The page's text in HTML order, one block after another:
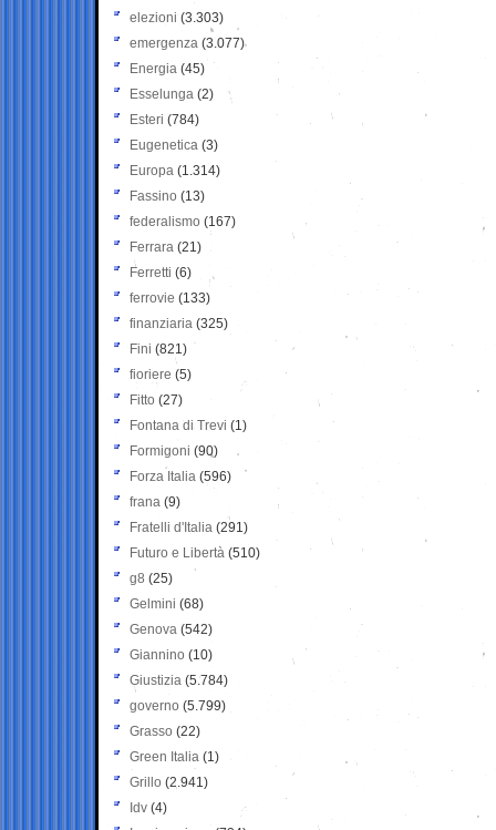
elezioni (3.303)
emergenza (3.077)
Energia (45)
Esselunga (2)
Esteri (784)
Eugenetica (3)
Europa (1.314)
Fassino (13)
federalismo (167)
Ferrara (21)
Ferretti (6)
ferrovie (133)
finanziaria (325)
Fini (821)
fioriere (5)
Fitto (27)
Fontana di Trevi (1)
Formigoni (90)
Forza Italia (596)
frana (9)
Fratelli d'Italia (291)
Futuro e Libertà (510)
g8 (25)
Gelmini (68)
Genova (542)
Giannino (10)
Giustizia (5.784)
governo (5.799)
Grasso (22)
Green Italia (1)
Grillo (2.941)
Idv (4)